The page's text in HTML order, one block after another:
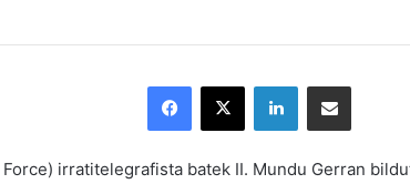
Force) irratitelegrafista batek II. Mundu Gerran